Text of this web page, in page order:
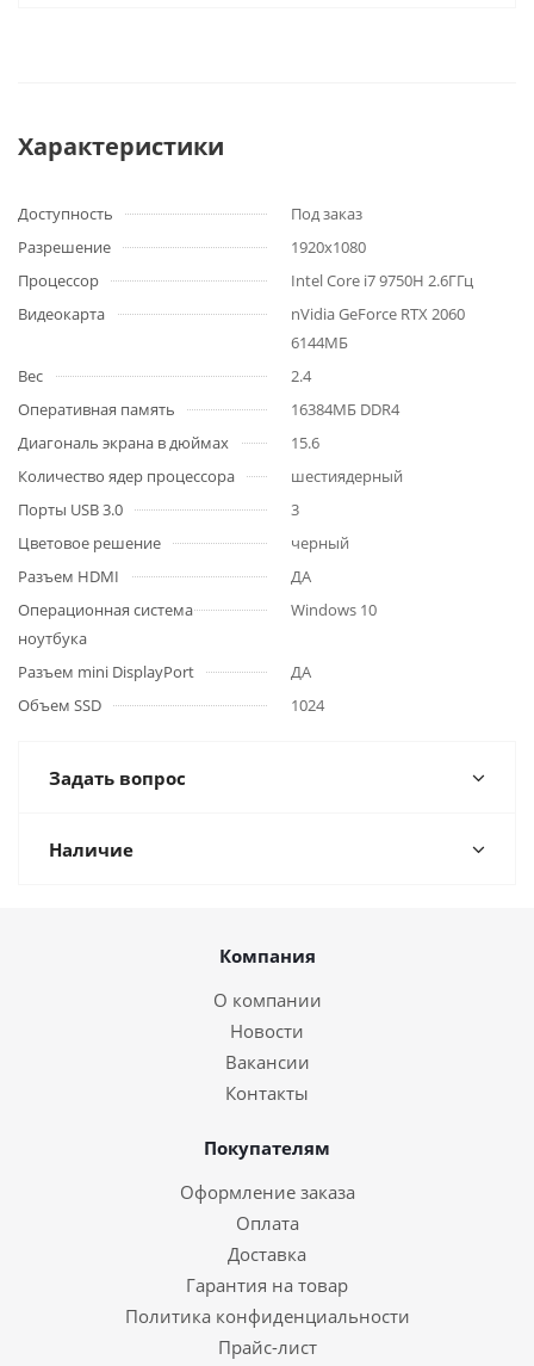
Характеристики
Доступность
Под заказ
Разрешение
1920x1080
Процессор
Intel Core i7 9750H 2.6ГГц
Видеокарта
nVidia GeForce RTX 2060
6144МБ
Вес
2.4
Оперативная память
16384МБ DDR4
Диагональ экрана в дюймах
15.6
Количество ядер процессора
шестиядерный
Порты USB 3.0
3
Цветовое решение
черный
Разъем HDMI
ДА
Операционная система
ноутбука
Windows 10
Разъем mini DisplayPort
ДА
Объем SSD
1024
Задать вопрос
Наличие
Компания
О компании
Новости
Вакансии
Контакты
Покупателям
Оформление заказа
Оплата
Доставка
Гарантия на товар
Политика конфиденциальности
Прайс-лист